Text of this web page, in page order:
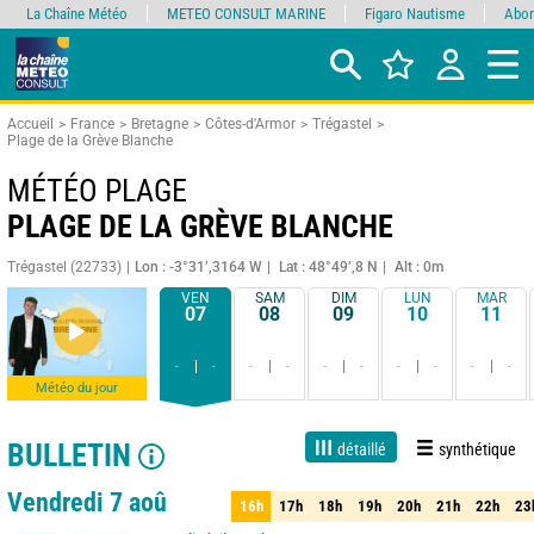
Accueil France Bretagne Côtes-d'Armor
Trégastel
Plage de la Grève Blanche
MÉTÉO PLAGE
PLAGE DE LA GRÈVE BLANCHE
Trégastel (22733) Lon : -3°31’,3164 W Lat : 48°49’,8 N Alt : 0m
Météo du jour
VEN
07
- -
SAM
08
- -
DIM
09
- -
LUN
10
- -
MAR
11
- -
BULLETIN détaillé synthétique
Live 1 jour 3 jours 15 jours Fiabilité 80%
Vendredi 7 aoû 16h 17h 18h 19h 20h 21h 22h
16h 17h 18h 19h 20h 21h 22h
La Chaîne Météo METEO CONSULT MARINE Figaro Nautisme